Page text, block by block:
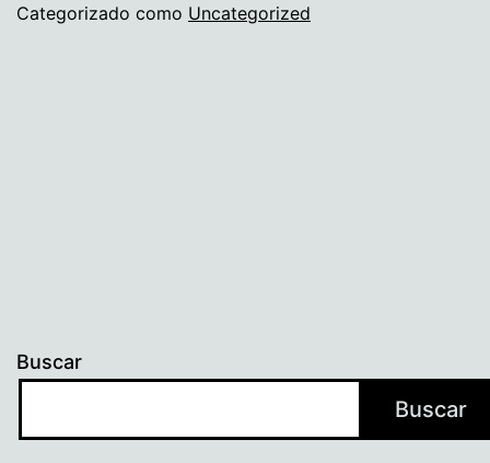
Categorizado como Uncategorized
Buscar
Buscar